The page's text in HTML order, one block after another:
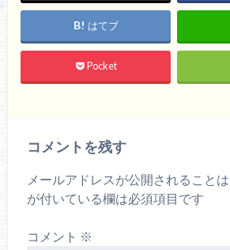
はてブ
Pocket
コメントを残す
メールアドレスが公開されることは
が付いている欄は必須項目です
コメント ※